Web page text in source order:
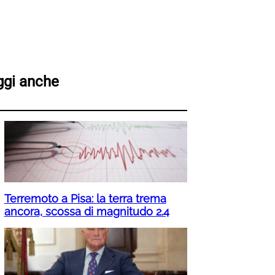
anche
Terremoto a Pisa: la terra trema
ancora, scossa di magnitudo 2.4